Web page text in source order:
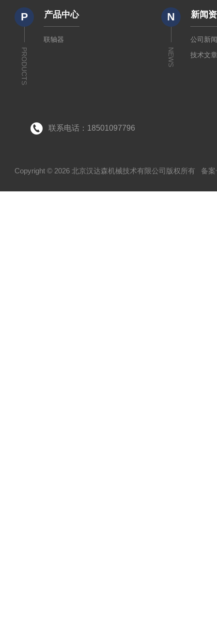
P
PRODUCTS
产品中心
联轴器
N
NEWS
新闻
公司新
技术文
联系电话：18501097796
Copyright © 2026 北京汉达森机械技术有限公司版权所有 备案